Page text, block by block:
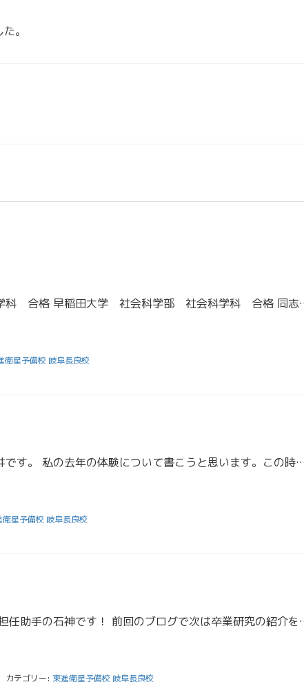
。
慶應義塾大学 商学部 商学科 合格 早稲田大学 社会科学部 社
衛星予備校 岐阜長良校
こんにちは！担任助手の深井です。 私の去年の体験について書こうと思います。この時期は本番までにやろうと思ってやれなかったことが永遠に出てきて、焦りと不安でいっぱいになると思います。私は最後まで数学が苦手で、不安から数学に […]
衛星予備校 岐阜長良校
みなさん、こんにちは????担任助手の石神です！ 前回のブログで
カテゴリー: 東進衛星予備校 岐阜長良校